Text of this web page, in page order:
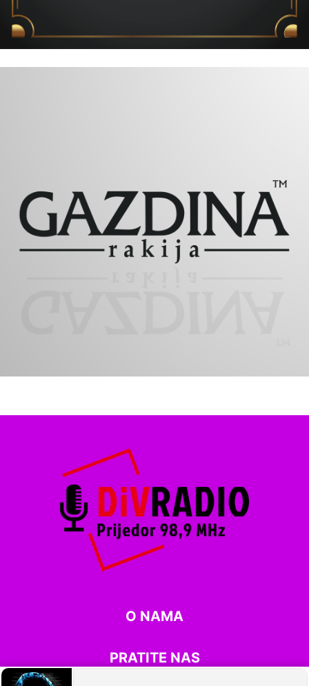
O NAMA
PRATITE NAS